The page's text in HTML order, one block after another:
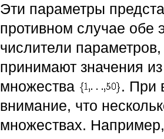
Эти параметры
противном случае
числители
принимают значения
множества
. При
внимание, что
множествах.